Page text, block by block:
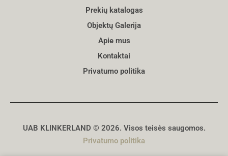
Prekių katalogas
Objektų Galerija
Apie mus
Kontaktai
Privatumo politika
UAB KLINKERLAND © 2026. Visos teisės saugomos.
Privatumo politika